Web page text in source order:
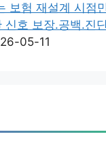
보험 재설계 시점
신호 보장.공백.진
05-11